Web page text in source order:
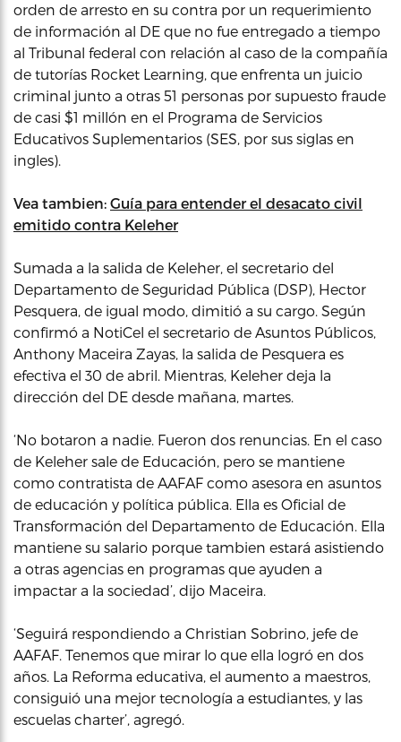
orden de arresto en su contra por un requerimiento
de información al DE que no fue entregado a tiempo
al Tribunal federal con relación al caso de la compañía
de tutorías Rocket Learning, que enfrenta un juicio
criminal junto a otras 51 personas por supuesto fraude
de casi $1 millón en el Programa de Servicios
Educativos Suplementarios (SES, por sus siglas en
ingles).
Vea tambien: Guía para entender el desacato civil
emitido contra Keleher
Sumada a la salida de Keleher, el secretario del
Departamento de Seguridad Pública (DSP), Hector
Pesquera, de igual modo, dimitió a su cargo. Según
confirmó a NotiCel el secretario de Asuntos Públicos,
Anthony Maceira Zayas, la salida de Pesquera es
efectiva el 30 de abril. Mientras, Keleher deja la
dirección del DE desde mañana, martes.
‘No botaron a nadie. Fueron dos renuncias. En el caso
de Keleher sale de Educación, pero se mantiene
como contratista de AAFAF como asesora en asuntos
de educación y política pública. Ella es Oficial de
Transformación del Departamento de Educación. Ella
mantiene su salario porque tambien estará asistiendo
a otras agencias en programas que ayuden a
impactar a la sociedad’, dijo Maceira.
‘Seguirá respondiendo a Christian Sobrino, jefe de
AAFAF. Tenemos que mirar lo que ella logró en dos
años. La Reforma educativa, el aumento a maestros,
consiguió una mejor tecnología a estudiantes, y las
escuelas charter’, agregó.